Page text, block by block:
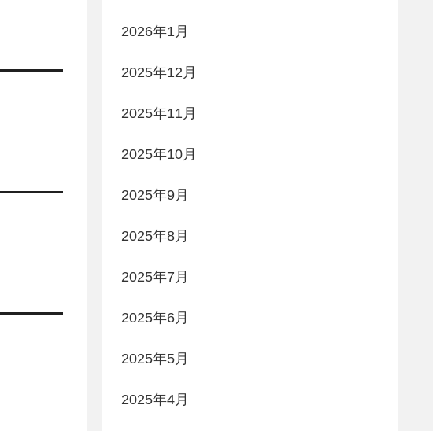
2026年1月
2025年12月
2025年11月
2025年10月
2025年9月
2025年8月
2025年7月
2025年6月
2025年5月
2025年4月